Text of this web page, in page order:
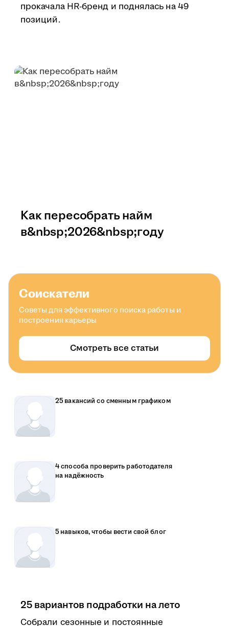
прокачала HR-бренд и поднялась на 49
позиций.
Как пересобрать найм
в&nbsp;2026&nbsp;году
Соискатели
Советы для эффективного поиска работы и
построения карьеры
Смотреть все статьи
25 вакансий со сменным графиком
4 способа проверить работодателя
на надёжность
5 навыков, чтобы вести свой блог
25 вариантов подработки на лето
Собрали сезонные и постоянные